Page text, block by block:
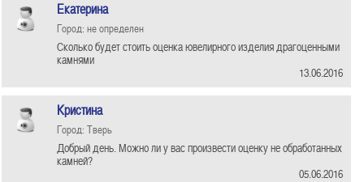
Екатерина
Город: не определен
Сколько будет стоить оценка ювелирного изделия драгоценными
камнями
13.06.2016
Кристина
Город: Тверь
Добрый день. Можно ли у вас произвести оценку не обработанных
камней?
05.06.2016